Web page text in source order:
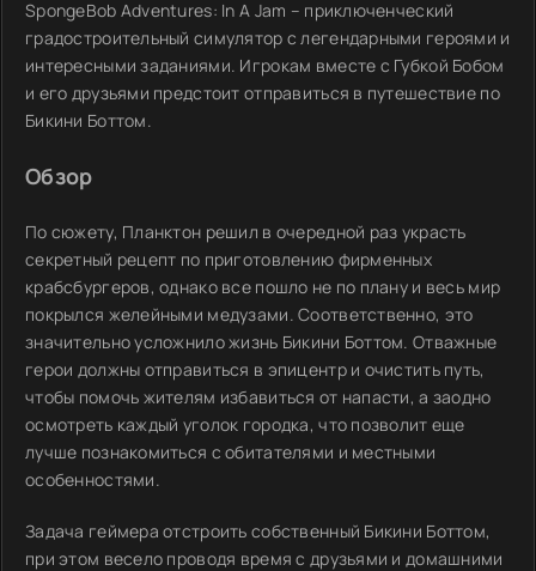
SpongeBob Adventures: In A Jam – приключенческий
градостроительный симулятор с легендарными героями и
интересными заданиями. Игрокам вместе с Губкой Бобом
и его друзьями предстоит отправиться в путешествие по
Бикини Боттом.
Обзор
По сюжету, Планктон решил в очередной раз украсть
секретный рецепт по приготовлению фирменных
крабсбургеров, однако все пошло не по плану и весь мир
покрылся желейными медузами. Соответственно, это
значительно усложнило жизнь Бикини Боттом. Отважные
герои должны отправиться в эпицентр и очистить путь,
чтобы помочь жителям избавиться от напасти, а заодно
осмотреть каждый уголок городка, что позволит еще
лучше познакомиться с обитателями и местными
особенностями.
Задача геймера отстроить собственный Бикини Боттом,
при этом весело проводя время с друзьями и домашними